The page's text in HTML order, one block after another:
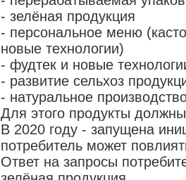
- зелёная продукция
- персональное меню
новые технологии)
- фудтек и новые
- развитие сельхоз
- натуральное
Для этого продукты
В 2020 году - запущена
потребитель может
Ответ на запросы